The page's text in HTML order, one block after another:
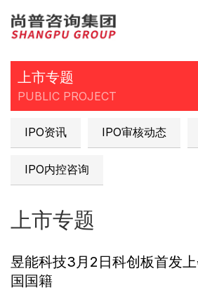
上市专题
PUBLIC PROJECT
IPO资讯 IPO审核动态
IPO内控咨询
上市专题
昱能科技3月2日科创板首发
国国籍